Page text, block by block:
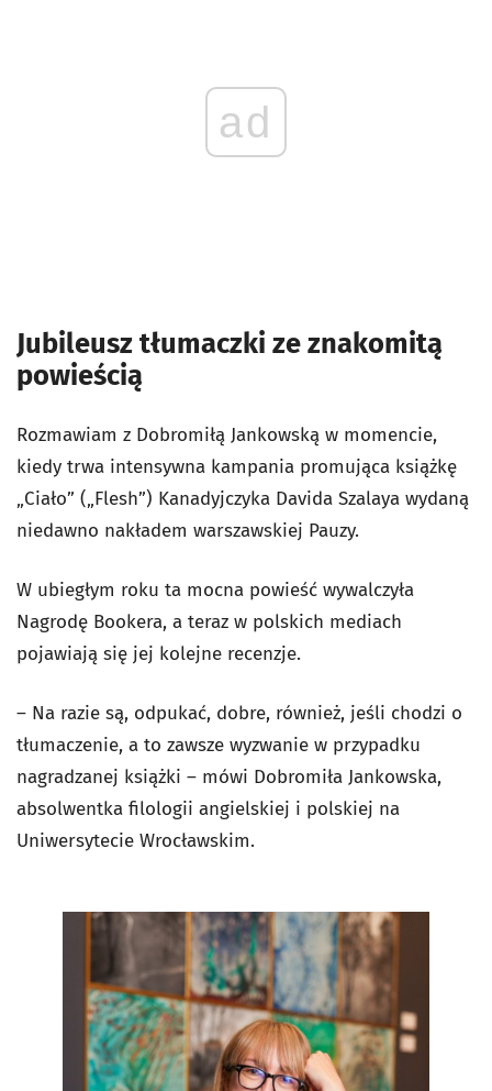
ad
Jubileusz tłumaczki ze znakomitą
powieścią
Rozmawiam z Dobromiłą Jankowską w momencie,
kiedy trwa intensywna kampania promująca książkę
„Ciało” („Flesh”) Kanadyjczyka Davida Szalaya wydaną
niedawno nakładem warszawskiej Pauzy.
W ubiegłym roku ta mocna powieść wywalczyła
Nagrodę Bookera, a teraz w polskich mediach
pojawiają się jej kolejne recenzje.
– Na razie są, odpukać, dobre, również, jeśli chodzi o
tłumaczenie, a to zawsze wyzwanie w przypadku
nagradzanej książki – mówi Dobromiła Jankowska,
absolwentka filologii angielskiej i polskiej na
Uniwersytecie Wrocławskim.